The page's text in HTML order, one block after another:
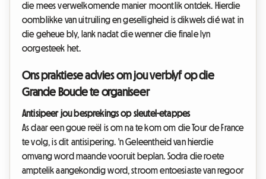
die mees verwelkomende manier moontlik ontdek. Hierdie
oomblikke van uitruiling en geselligheid is dikwels dié wat in
die geheue bly, lank nadat die wenner die finale lyn
oorgesteek het.
Ons praktiese advies om jou verblyf op die
Grande Boucle te organiseer
Antisipeer jou besprekings op sleutel-etappes
As daar een goue reël is om na te kom om die Tour de France
te volg, is dit antisipering. 'n Geleentheid van hierdie
omvang word maande vooruit beplan. Sodra die roete
amptelik aangekondig word, stroom entoesiaste van regoor